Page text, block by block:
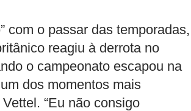
com o passar das temporadas,
reagiu à derrota no
o campeonato escapou na
dos momentos mais
“Eu não consigo